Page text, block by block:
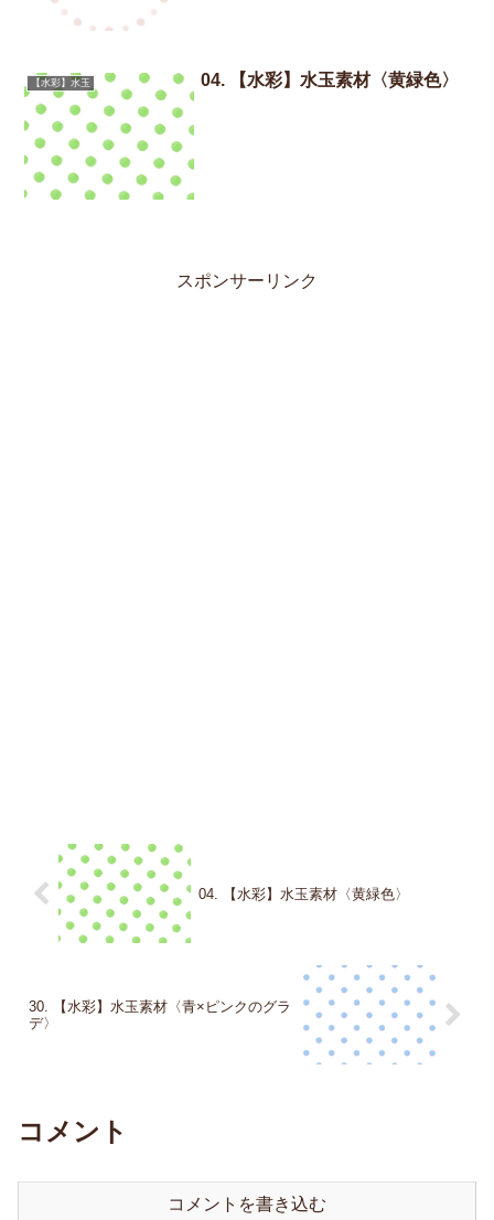
【水彩】水玉 04. 【水彩】水玉素材〈黄緑色〉
スポンサーリンク
04. 【水彩】水玉素材〈黄緑色〉
30. 【水彩】水玉素材〈青×ピンクのグラ
デ〉
コメント
コメントを書き込む